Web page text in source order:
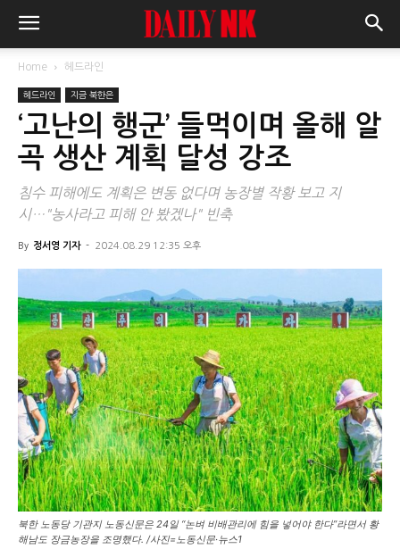
Home 헤드라인
헤드라인 지금 북한은
‘고난의 행군’ 들먹이며 올해 알
곡 생산 계획 달성 강조
침수 피해에도 계획은 변동 없다며 농장별 작황 보고 지
시…"농사라고 피해 안 봤겠나" 빈축
By 정서영 기자 - 2024.08.29 12:35 오후
북한 노동당 기관지 노동신문은 24일 “논벼 비배관리에 힘을 넣어야 한다”라면서 황
해남도 장금농장을 조명했다. /사진=노동신문·뉴스1